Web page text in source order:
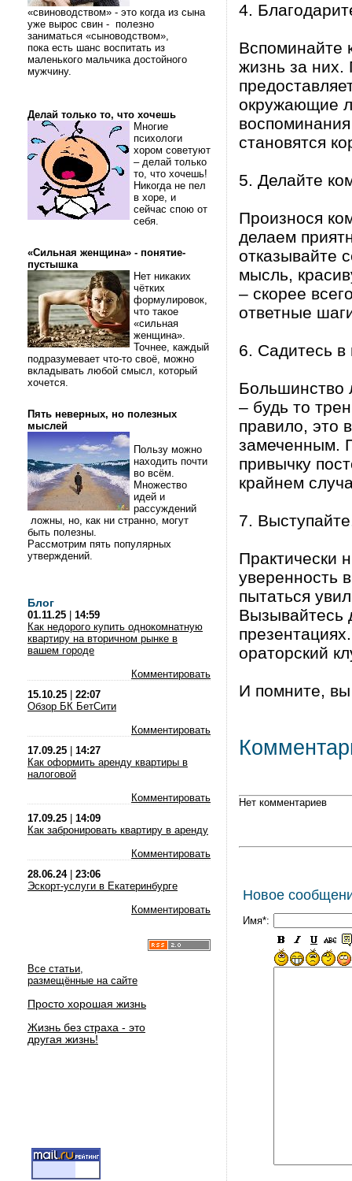
«свиноводством» - это когда из сына
уже вырос свин - полезно
заниматься «сыноводством»,
пока есть шанс воспитать из
маленького мальчика достойного
мужчину.
Делай только то, что хочешь
Многие
психологи
хором советуют
– делай только
то, что хочешь!
Никогда не пел
в хоре, и
сейчас спою от
себя.
«Сильная женщина» - понятие-
пустышка
Нет никаких
чётких
формулировок,
что такое
«сильная
женщина».
Точнее, каждый
подразумевает что-то своё, можно
вкладывать любой смысл, который
хочется.
Пять неверных, но полезных
мыслей
Пользу можно
находить почти
во всём.
Множество
идей и
рассуждений
ложны, но, как ни странно, могут
быть полезны.
Рассмотрим пять популярных
утверждений.
Блог
01.11.25
14:59
Как недорого купить однокомнатную
квартиру на вторичном рынке в
вашем городе
Комментировать
15.10.25
22:07
Обзор БК БетСити
Комментировать
17.09.25
14:27
Как оформить аренду квартиры в
налоговой
Комментировать
17.09.25
14:09
Как забронировать квартиру в аренду
Комментировать
28.06.24| 23:06
Эскорт-услуги в Екатеринбурге
Комментировать
Все статьи,
размещённые на сайте
Просто хорошая жизнь
Жизнь без страха - это
другая жизнь!
4.
Вспоминайте
жизнь за
окружающие
становятся
5. Делайте
Произнося
делаем
отказывайте
мысль,
– скорее
ответные
6. Садитесь
Большинство
– будь то
правило, это
замеченным.
привычку
крайнем
7.
Практически
уверенность
пытаться
Вызывайтесь
ораторский
И помните,
Нет комментариев
Новое
Имя*: